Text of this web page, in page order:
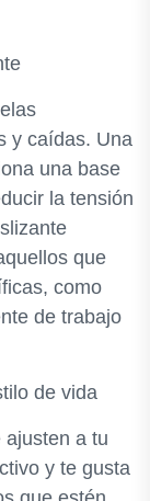
y caídas. Una
una base
la tensión
que
como
de trabajo
de vida
ajusten a tu
y te gusta